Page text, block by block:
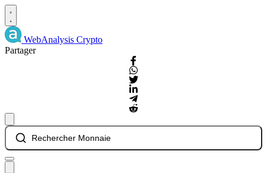
WebAnalysis Crypto
Partager
Rechercher Monnaie